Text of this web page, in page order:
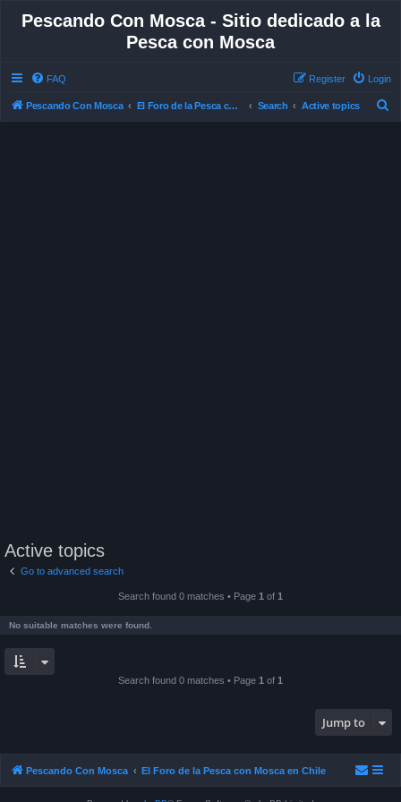
Pescando Con Mosca - Sitio dedicado a la
Pesca con Mosca
FAQ Login
Register
Pescando Con Mosca El Foro de la Pesca con Mosca en Chile Search Active topics
Active topics
Go to advanced search
Search found 0 matches • Page 1 of 1
No suitable matches were found.
Search found 0 matches • Page 1 of 1
Jump to
Pescando Con Mosca El Foro de la Pesca con Mosca en Chile